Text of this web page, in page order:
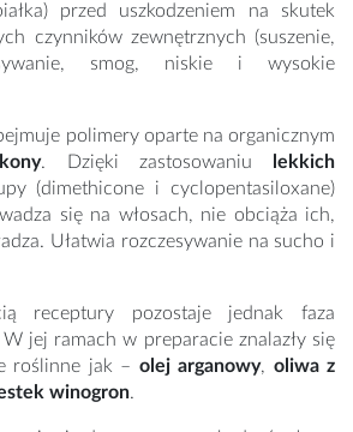
przed uszkodzeniem na skutek
czynników zewnętrznych (suszenie,
smog, niskie i wysokie
polimery oparte na organicznym
. Dzięki zastosowaniu
lekkich
(dimethicone i cyclopentasiloxane)
się na włosach, nie obciąża ich,
Ułatwia rozczesywanie na sucho i
receptury pozostaje jednak faza
jej ramach w preparacie znalazły się
roślinne jak – olej arganowy, oliwa z
winogron.